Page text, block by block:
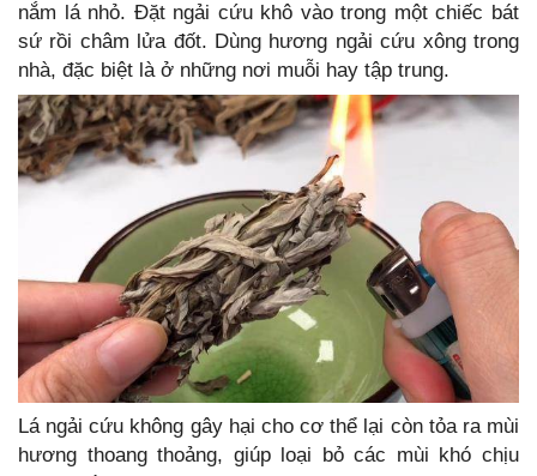
nắm lá nhỏ. Đặt ngải cứu khô vào trong một chiếc bát
sứ rồi châm lửa đốt. Dùng hương ngải cứu xông trong
nhà, đặc biệt là ở những nơi muỗi hay tập trung.
Lá ngải cứu không gây hại cho cơ thể lại còn tỏa ra mùi
hương thoang thoảng, giúp loại bỏ các mùi khó chịu